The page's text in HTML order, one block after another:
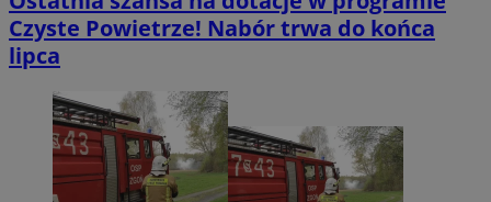
Czyste Powietrze! Nabór trwa do końca
lipca